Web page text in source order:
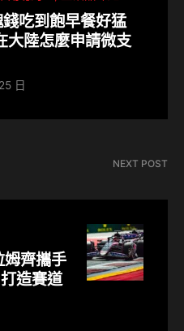
吃到飽早餐好猛
大陸怎麼申請微支
日
NEXT POST
姆齊攜手
造賽道